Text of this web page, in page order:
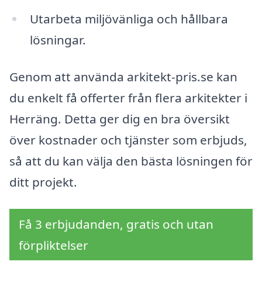
Utarbeta miljövänliga och hållbara
lösningar.
Genom att använda arkitekt-pris.se kan
du enkelt få offerter från flera arkitekter i
Herräng. Detta ger dig en bra översikt
över kostnader och tjänster som erbjuds,
så att du kan välja den bästa lösningen för
ditt projekt.
Få 3 erbjudanden, gratis och utan
förpliktelser